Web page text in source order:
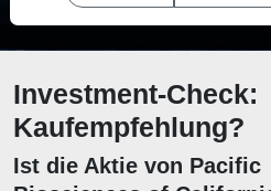
Investment-Check:
Kaufempfehlung?
Ist die Aktie von Pacific